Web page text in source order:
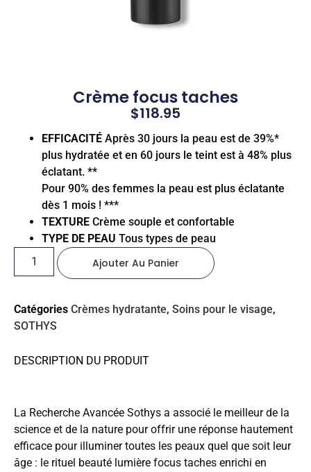
Crème focus taches
$118.95
EFFICACITÉ Après 30 jours la peau est de 39%*
plus hydratée et en 60 jours le teint est à 48% plus
éclatant. **
Pour 90% des femmes la peau est plus éclatante
dès 1 mois ! ***
TEXTURE Crème souple et confortable
TYPE DE PEAU Tous types de peau
Ajouter Au Panier
Catégories Crèmes hydratante, Soins pour le visage,
SOTHYS
DESCRIPTION DU PRODUIT
La Recherche Avancée Sothys a associé le meilleur de la
science et de la nature pour offrir une réponse hautement
efficace pour illuminer toutes les peaux quel que soit leur
âge : le rituel beauté lumière focus taches enrichi en